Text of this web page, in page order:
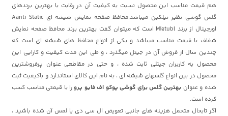
هم قیمت مناسب این محصول نسبت به کیفیت آن در رقابت با بهترین برندهای
گلس گوشی نظیر نیلکین
میباشد.محافظ صفحه نمایش شیشه ای Aanti Static
اورجینال از برند Mietubl است که میتوان گفت بهترین برند محافظ صفحه نمایش
شفاف با قیمت مناسب میباشد و یکی از انواع محافظ های شیشه ای است که
چندین سال از فروش آن در جیتل میگذرد ، و طی این مدت کیفیت و کارایی این
محصول به کاربران جیتلی ثابت شده ، و حتی در مقاطعی عنوان پرفروشترین
محصول در بین انواع گلسهای شیشه ای ، به نام این کالای استاندارد و باکیفیت ثبت
شده و عنوان بهترین گلس برای گوشی پوکو اف فایو پرورا با قیمتی مناسب کسب
کرده است.
اگر تابحال متحمل هزینه های جانبی تعویض ال سی دی یا لمس آن شده باشید ،